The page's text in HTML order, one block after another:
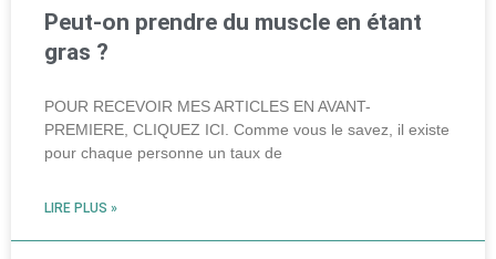
Peut-on prendre du muscle en étant
gras ?
POUR RECEVOIR MES ARTICLES EN AVANT-
PREMIERE, CLIQUEZ ICI. Comme vous le savez, il existe
pour chaque personne un taux de
LIRE PLUS »